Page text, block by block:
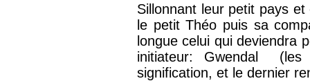
Sillonnant leur petit pays
le petit Théo puis sa
longue celui qui deviendra
initiateur: Gwendal (les
signification, et le dernier